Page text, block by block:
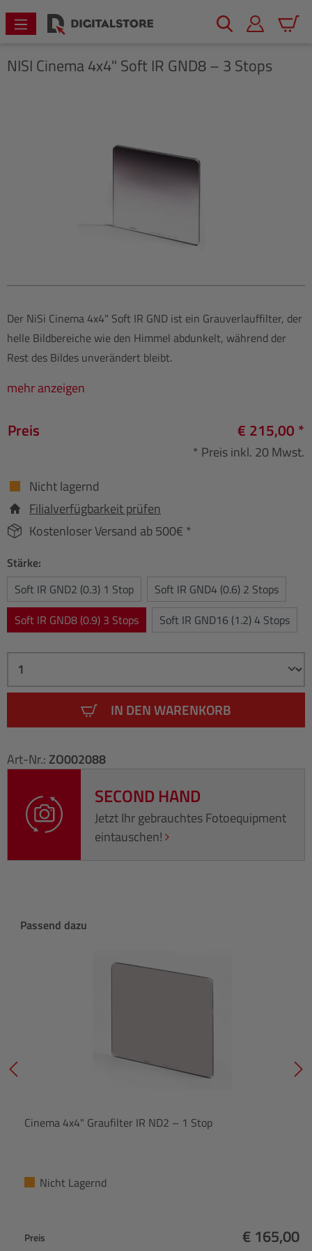
springen
NISI Cinema 4x4" Soft IR GND8 – 3 Stops
Der NiSi Cinema 4x4" Soft IR GND ist ein Grauverlauffilter, der
helle Bildbereiche wie den Himmel abdunkelt, während der
Rest des Bildes unverändert bleibt.
mehr anzeigen
Preis € 215,00 *
* Preis inkl. 20 Mwst.
Nicht lagernd
Filialverfügbarkeit prüfen
Kostenloser Versand ab 500€ *
Stärke:
Soft IR GND2 (0.3) 1 Stop
Soft IR GND4 (0.6) 2 Stops
Soft IR GND8 (0.9) 3 Stops
Soft IR GND16 (1.2) 4 Stops
IN DEN WARENKORB
Art-Nr.: ZO002088
SECOND HAND
Jetzt Ihr gebrauchtes Fotoequipment
eintauschen!
Produktgalerie überspringen
Passend dazu
Cinema 4x4" Graufilter IR ND2 – 1 Stop
Nicht Lagernd
Preis € 165,00